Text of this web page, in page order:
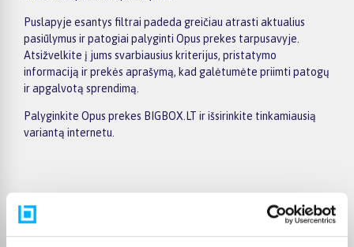
Puslapyje esantys filtrai padeda greičiau atrasti aktualius
pasiūlymus ir patogiai palyginti Opus prekes tarpusavyje.
Atsižvelkite į jums svarbiausius kriterijus, pristatymo
informaciją ir prekės aprašymą, kad galėtumėte priimti patogų
ir apgalvotą sprendimą.
Palyginkite Opus prekes BIGBOX.LT ir išsirinkite tinkamiausią
variantą internetu.
Pirkėjų atsiliepimai apie prekes